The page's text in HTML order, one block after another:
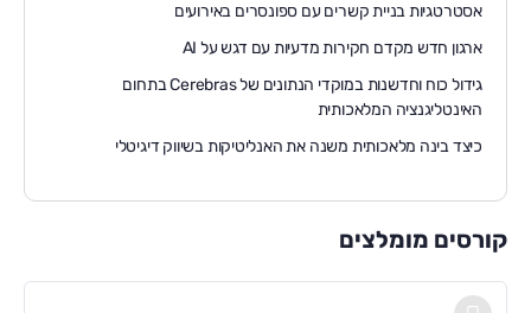
אסטרטגיות בניית קשרים עם ספונסרים באירועים
ארגון חדש מקדם חקירות מדעיות עם דגש על AI
גידול כוח וחדשנות במוקדי הנתונים של Cerebras בתחום
האינטליגנציה המלאכותית
כיצד בינה מלאכותית משנה את האנליטיקות בשיווק דיגיטלי
קורסים מומלצים